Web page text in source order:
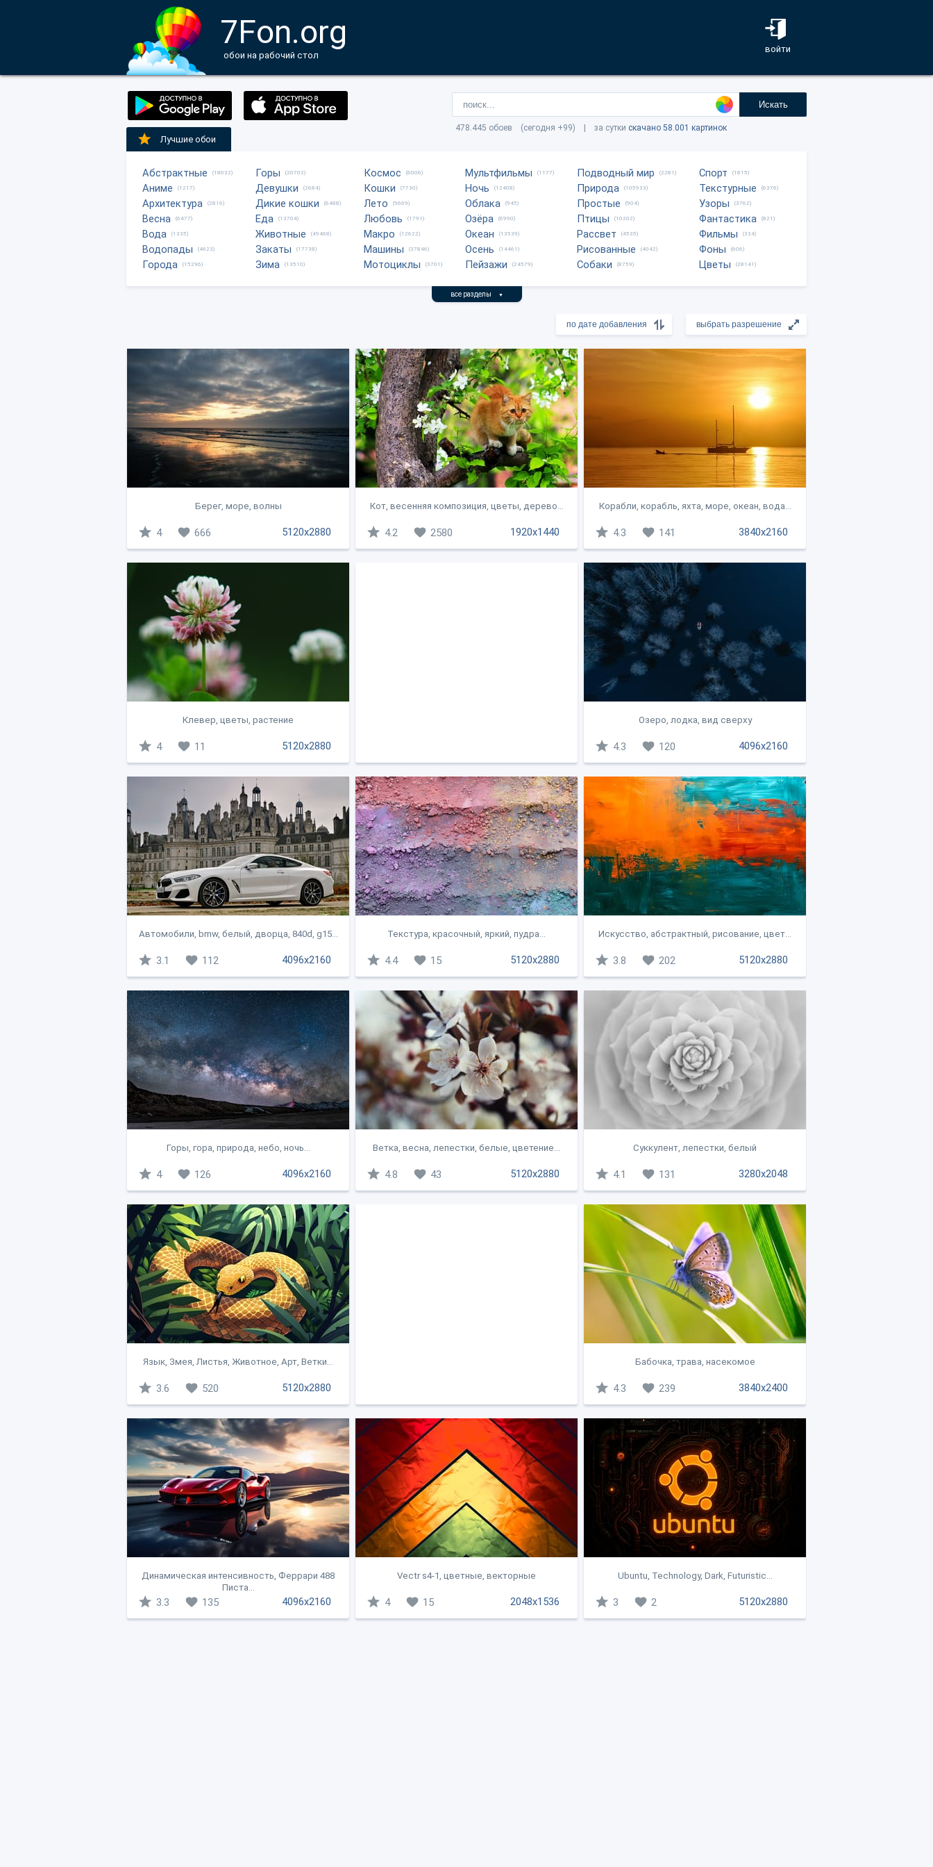
7Fon.org
обои на рабочий стол
войти
Искать
478.445 обоев (сегодня +99) | за сутки скачано 58.001 картинок
Лучшие обои
Абстрактные (18032)
Аниме (1217)
Архитектура (2816)
Весна (6477)
Вода (1335)
Водопады (4623)
Города (15296)
Горы (20702)
Девушки (2684)
Дикие кошки (6488)
Еда (13704)
Животные (49468)
Закаты (17738)
Зима (13510)
Космос (6006)
Кошки (7730)
Лето (9669)
Любовь (1791)
Макро (12622)
Машины (37846)
Мотоциклы (3701)
Мультфильмы (1177)
Ночь (12408)
Облака (945)
Озёра (6990)
Океан (13539)
Осень (14461)
Пейзажи (24579)
Подводный мир (2281)
Природа (105933)
Простые (904)
Птицы (10202)
Рассвет (4535)
Рисованные (4042)
Собаки (8759)
Спорт (1815)
Текстурные (6376)
Узоры (3762)
Фантастика (821)
Фильмы (334)
Фоны (606)
Цветы (28141)
все разделы ▼
Берег, море, волны
5120x2880
4 666
Кот, весенняя композиция, цветы, дерево...
1920x1440
4.2 2580
Корабли, корабль, яхта, море, океан, вода...
3840x2160
4.3 141
Клевер, цветы, растение
5120x2880
4 11
Озеро, лодка, вид сверху
4096x2160
4.3 120
Автомобили, bmw, белый, дворца, 840d, g15...
4096x2160
3.1 112
Текстура, красочный, яркий, пудра...
5120x2880
4.4 15
Искусство, абстрактный, рисование, цвет...
5120x2880
3.8 202
Горы, гора, природа, небо, ночь...
4096x2160
4 126
Ветка, весна, лепестки, белые, цветение...
5120x2880
4.8 43
Суккулент, лепестки, белый
3280x2048
4.1 131
Язык, Змея, Листья, Животное, Арт, Ветки...
5120x2880
3.6 520
Бабочка, трава, насекомое
3840x2400
4.3 239
Динамическая интенсивность, Феррари 488
Писта...
4096x2160
3.3 135
Vectr s4-1, цветные, векторные
2048x1536
4 15
Ubuntu, Technology, Dark, Futuristic...
5120x2880
3 2